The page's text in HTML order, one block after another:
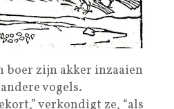
boer zijn akker inzaaien
vogels.
verkondigt ze, “als